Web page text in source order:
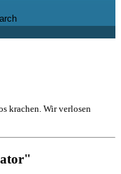
krachen. Wir verlosen